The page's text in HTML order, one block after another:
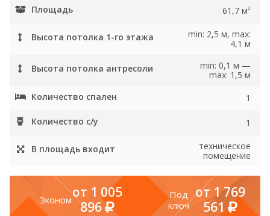
Площадь 61,7 м²
Высота потолка 1-го этажа
min: 2,5 м, max:
4,1 м
Высота потолка антресоли
min: 0,1 м —
max: 1,5 м
Количество спален
1
Количество с/у 1
В площадь входит
техническое
помещение
Экономот 1 005
896
Под
ключ
от 1 769
561